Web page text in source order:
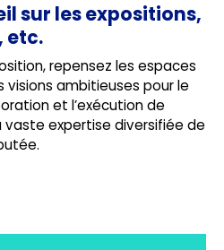
sur les expositions,
etc.
repensez les espaces
visions ambitieuses pour le
et l’exécution de
expertise diversifiée de